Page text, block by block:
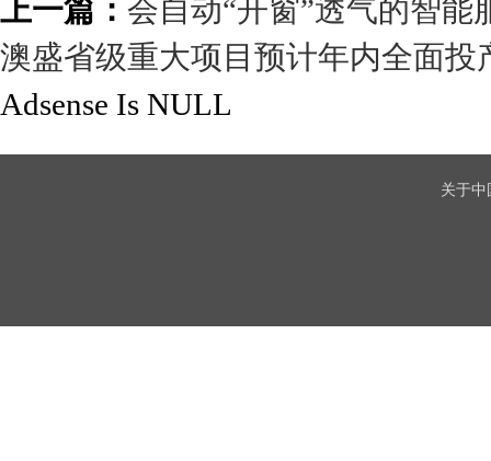
上一篇： 会自动“开窗”透气的智
澳盛省级重大项目预计年内全面投
Adsense Is NULL
关于中